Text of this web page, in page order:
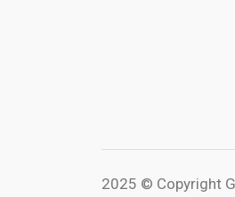
2025 © Copyright